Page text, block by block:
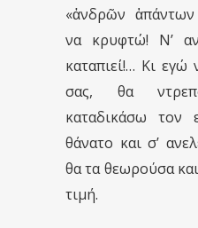
«ἀνδρῶν
να κρυφτώ! Ν’
καταπιεί!… Κι
σας, θα
καταδικάσω τον
θάνατο και σ’
θα τα θεωρούσα
τιμή.